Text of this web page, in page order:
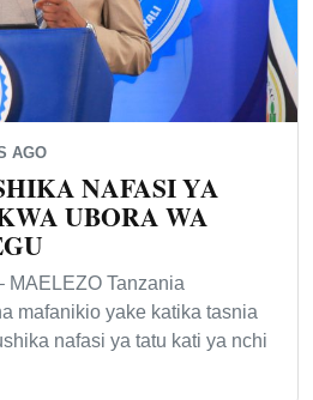
AGO
NAFASI YA
UBORA WA
MAELEZO Tanzania
mafanikio yake katika tasnia
nafasi ya tatu kati ya nchi